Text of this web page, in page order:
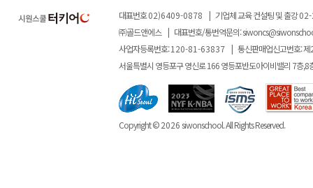
대표번호02)6409-0878 | 기업체 교육 컨설팅 및 출강
㈜골드앤에스 | 대표번호/통번역문의:
사업자등록번호:120-81-63837 | 통신판매업신고번호: 제
서울특별시 영등포구 영신로 166 영등포반도아이비밸리 7층,8
Copyright ©2026siwonschool. All Rights Reserved.